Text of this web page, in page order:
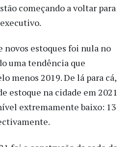
começando a voltar para
novos estoques foi nula no
uma tendência que
menos 2019. De lá para cá,
estoque na cidade em 2021
extremamente baixo: 13